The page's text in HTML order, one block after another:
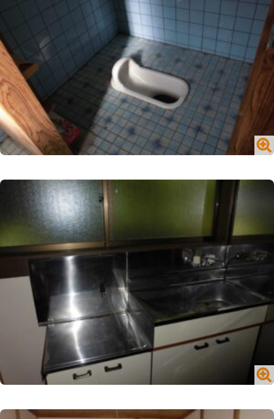
閉じる
買う／一戸建て／山内町大字宮野
閉じる
買う／一戸建て／山内町大字宮野